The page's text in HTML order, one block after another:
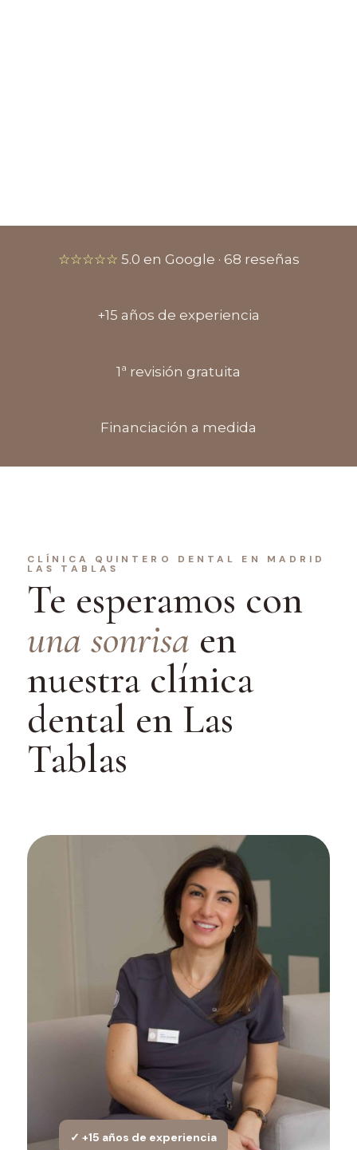
☆☆☆☆☆ 5.0 en Google · 68 reseñas
+15 años de experiencia
1ª revisión gratuita
Financiación a medida
CLÍNICA QUINTERO DENTAL EN MADRID
LAS TABLAS
Te esperamos con
una sonrisa en
nuestra clínica
dental en Las
Tablas
✓ +15 años de experiencia